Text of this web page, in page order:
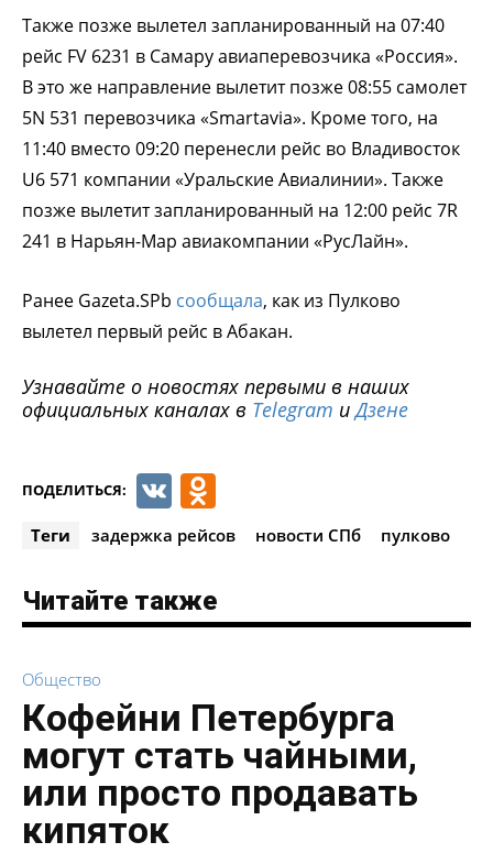
Также позже вылетел запланированный на 07:40
рейс FV 6231 в Самару авиаперевозчика «Россия».
В это же направление вылетит позже 08:55 самолет
5N 531 перевозчика «Smartavia». Кроме того, на
11:40 вместо 09:20 перенесли рейс во Владивосток
U6 571 компании «Уральские Авиалинии». Также
позже вылетит запланированный на 12:00 рейс 7R
241 в Нарьян-Мар авиакомпании «РусЛайн».
Ранее Gazeta.SPb сообщала, как из Пулково
вылетел первый рейс в Абакан.
Узнавайте о новостях первыми в наших
официальных каналах в Telegram иДзене
ПОДЕЛИТЬСЯ: VK
Теги задержка рейсов новости СПб пулково
Читайте также
Общество
Кофейни Петербурга
могут стать чайными,
или просто продавать
кипяток